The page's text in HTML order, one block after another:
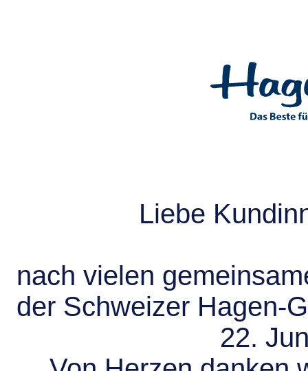
Liebe
nach vielen
der Schweizer Hagen-
22.